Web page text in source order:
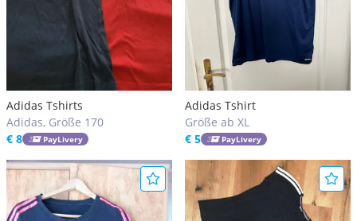
Adidas Tshirts
Adidas, Größe 170
€ 8
PayLivery
Adidas Tshirt
Größe ab XL
€ 5
PayLivery